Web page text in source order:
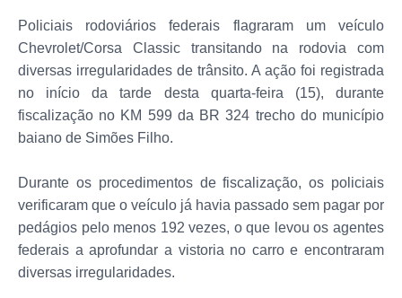
Policiais rodoviários federais flagraram um veículo
Chevrolet/Corsa Classic transitando na rodovia com
diversas irregularidades de trânsito. A ação foi registrada
no início da tarde desta quarta-feira (15), durante
fiscalização no KM 599 da BR 324 trecho do município
baiano de Simões Filho.
Durante os procedimentos de fiscalização, os policiais
verificaram que o veículo já havia passado sem pagar por
pedágios pelo menos 192 vezes, o que levou os agentes
federais a aprofundar a vistoria no carro e encontraram
diversas irregularidades.